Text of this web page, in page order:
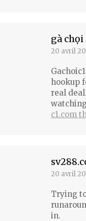
gà chọi
dit
20 avril
hookup
real
c1.com
dit
:
20 avril
Trying
in.